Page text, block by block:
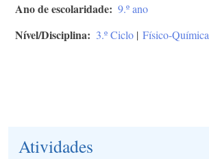
Ano de escolaridade 9.º ano
Nível/Disciplina 3.º Ciclo | Físico-Química
Atividades